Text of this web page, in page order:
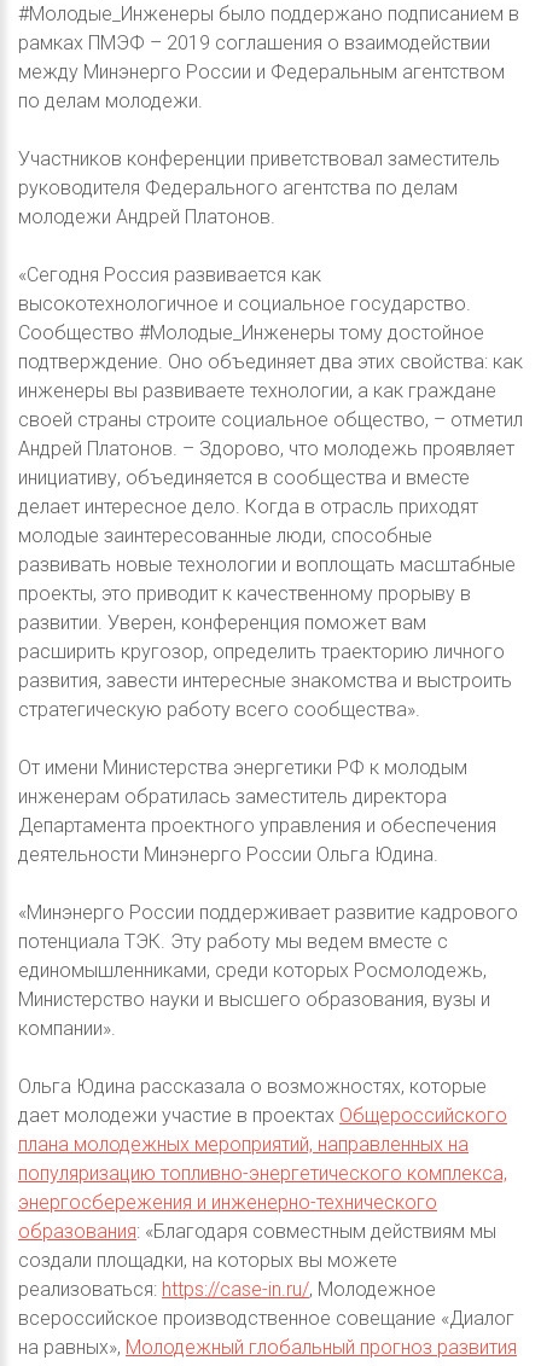
#Молодые_Инженеры было поддержано подписанием в
рамках ПМЭФ – 2019 соглашения о взаимодействии
между Минэнерго России и Федеральным агентством
по делам молодежи.
Участников конференции приветствовал заместитель
руководителя Федерального агентства по делам
молодежи Андрей Платонов.
«Сегодня Россия развивается как
высокотехнологичное и социальное государство.
Сообщество #Молодые_Инженеры тому достойное
подтверждение. Оно объединяет два этих свойства: как
инженеры вы развиваете технологии, а как граждане
своей страны строите социальное общество, – отметил
Андрей Платонов. – Здорово, что молодежь проявляет
инициативу, объединяется в сообщества и вместе
делает интересное дело. Когда в отрасль приходят
молодые заинтересованные люди, способные
развивать новые технологии и воплощать масштабные
проекты, это приводит к качественному прорыву в
развитии. Уверен, конференция поможет вам
расширить кругозор, определить траекторию личного
развития, завести интересные знакомства и выстроить
стратегическую работу всего сообщества».
От имени Министерства энергетики РФ к молодым
инженерам обратилась заместитель директора
Департамента проектного управления и обеспечения
деятельности Минэнерго России Ольга Юдина.
«Минэнерго России поддерживает развитие кадрового
потенциала ТЭК. Эту работу мы ведем вместе с
единомышленниками, среди которых Росмолодежь,
Министерство науки и высшего образования, вузы и
компании».
Ольга Юдина рассказала о возможностях, которые
дает молодежи участие в проектах Общероссийского
плана молодежных мероприятий, направленных на
популяризацию топливно-энергетического комплекса,
энергосбережения и инженерно-технического
образования: «Благодаря совместным действиям мы
создали площадки, на которых вы можете
реализоваться: https://case-in.ru/, Молодежное
всероссийское производственное совещание «Диалог
на равных», Молодежный глобальный прогноз развития